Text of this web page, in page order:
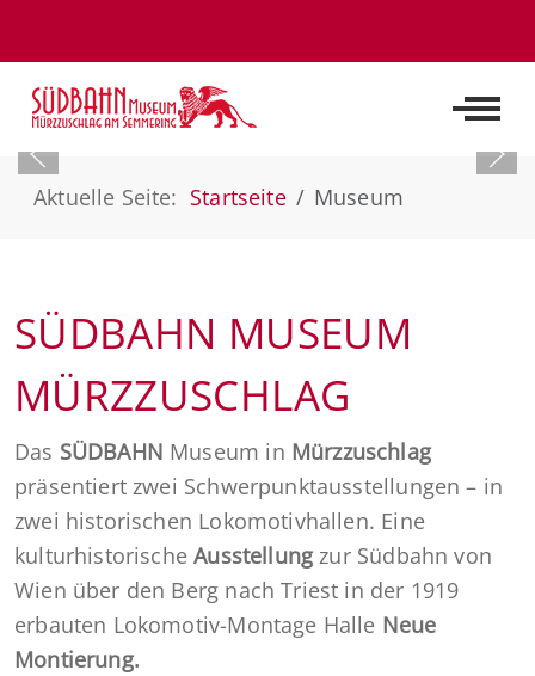
Off-
Aktuelle Seite: Startseite Museum
SÜDBAHN MUSEUM
MÜRZZUSCHLAG
Das SÜDBAHN Museum in Mürzzuschlag
präsentiert zwei Schwerpunktausstellungen – in
zwei historischen Lokomotivhallen. Eine
kulturhistorischeAusstellung zur Südbahn von
Wien über den Berg nach Triest in der 1919
erbauten Lokomotiv-Montage Halle Neue
Montierung.